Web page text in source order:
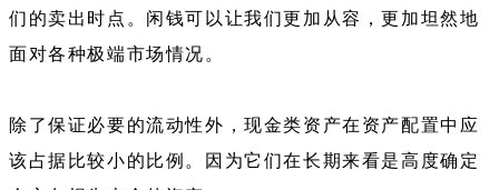
们的卖出时点。闲钱可以让我们更加从容，更加坦然地
面对各种极端市场情况。
除了保证必要的流动性外，现金类资产在资产配置中应
该占据比较小的比例。因为它们在长期来看是高度确定